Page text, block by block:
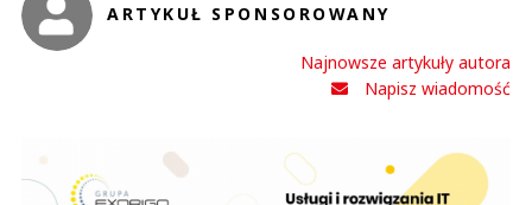
ARTYKUŁ SPONSOROWANY
Najnowsze artykuły autora
Napisz wiadomość